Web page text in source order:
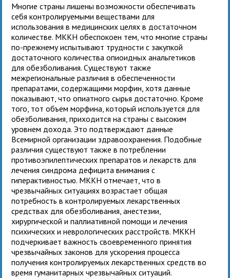
Многие страны лишены возможности обеспечивать
себя контролируемыми веществами для
использования в медицинских целях в достаточном
количестве. МККН обеспокоен тем, что многие страны
по-прежнему испытывают трудности с закупкой
достаточного количества опиоидных анальгетиков
для обезболивания. Существуют также
межрегиональные различия в обеспеченности
препаратами, содержащими морфин, хотя данные
показывают, что опиатного сырья достаточно. Кроме
того, тот объем морфина, который используется для
обезболивания, приходится на страны с высоким
уровнем дохода. Это подтверждают данные
Всемирной организации здравоохранения. Подобные
различия существуют также в потреблении
противоэпилептических препаратов и лекарств для
лечения синдрома дефицита внимания с
гиперактивностью. МККН отмечает, что в
чрезвычайных ситуациях возрастает общая
потребность в контролируемых лекарственных
средствах для обезболивания, анестезии,
хирургической и паллиативной помощи и лечения
психических и неврологических расстройств. МККН
подчеркивает важность своевременного принятия
чрезвычайных законов для ускорения процесса
получения контролируемых лекарственных средств во
время гуманитарных чрезвычайных ситуаций.